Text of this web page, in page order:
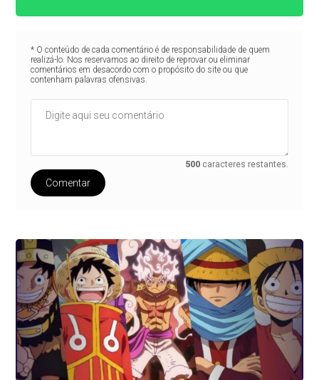
* O conteúdo de cada comentário é de responsabilidade de quem
realizá-lo. Nos reservamos ao direito de reprovar ou eliminar
comentários em desacordo com o propósito do site ou que
contenham palavras ofensivas.
500 caracteres restantes.
Comentar